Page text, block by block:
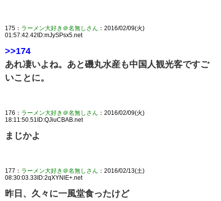
175： ラーメン大好き＠名無しさん ：2016/02/09(火)
01:57:42.42ID:mJySPsx5.net
>>174
あれ凄いよね。あと磯丸水産も中国人観光客ですご
いことに。
176： ラーメン大好き＠名無しさん ：2016/02/09(火)
18:11:50.51ID:QJiuCBAB.net
まじかよ
177： ラーメン大好き＠名無しさん ：2016/02/13(土)
08:30:03.33ID:2qXYNlE+.net
昨日、久々に一風堂食ったけど